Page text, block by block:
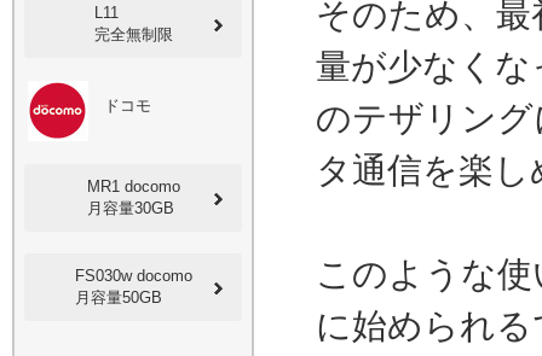
L11
完全無制限
ドコモ
MR1 docomo
月容量30GB
FS030w docomo
月容量50GB
そのため、
量が少なくな
のテザリン
タ通信を楽
このような
に始められ